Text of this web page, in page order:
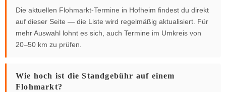
Die aktuellen Flohmarkt-Termine in Hofheim findest du direkt
auf dieser Seite — die Liste wird regelmäßig aktualisiert. Für
mehr Auswahl lohnt es sich, auch Termine im Umkreis von
20–50 km zu prüfen.
Wie hoch ist die Standgebühr auf einem
Flohmarkt?